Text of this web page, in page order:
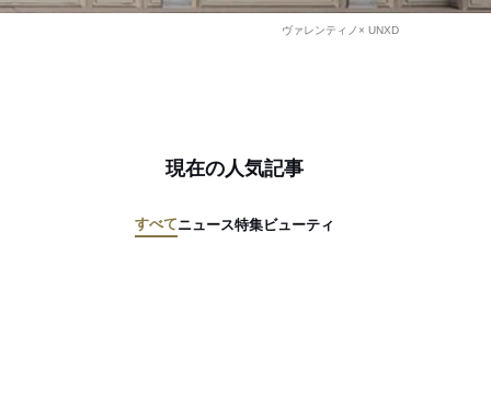
ヴァレンティノ× UNXD
現在の人気記事
すべてニュース特集ビューティ